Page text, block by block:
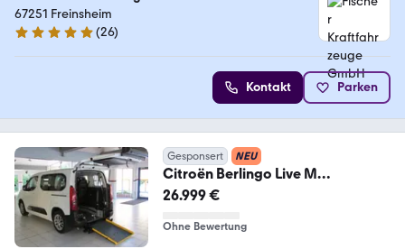
67251 Freinsheim
5 Sterne
(26)
Kontakt Parken
Gesponsert NEU
Citroën Berlingo Live M
Rollstuhlrampe-Behindertenger.
26.999 €
Ohne Bewertung